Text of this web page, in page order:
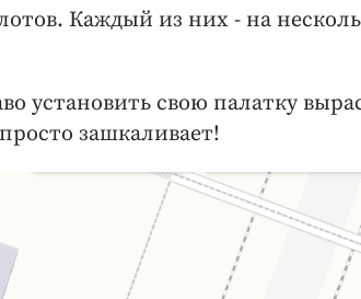
Каждый из них - на
установить свою палатку
зашкаливает!